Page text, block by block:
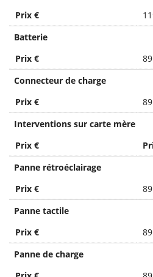
Prix €
Batterie
Prix €
89
Connecteur de charge
Prix €
89
Interventions sur carte mère
Prix €
Panne rétroéclairage
Prix €
89
Panne tactile
Prix €
89
Panne de charge